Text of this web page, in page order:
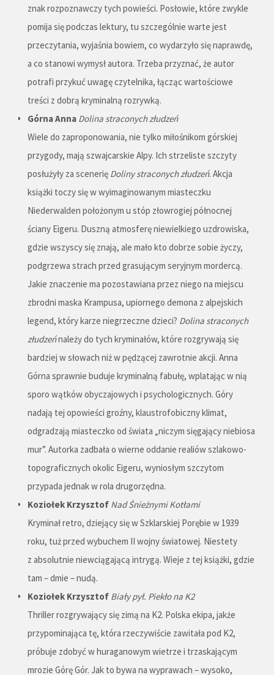
znak rozpoznawczy tych powieści. Posłowie, które zwykle
pomija się podczas lektury, tu szczególnie warte jest
przeczytania, wyjaśnia bowiem, co wydarzyło się naprawdę,
a co stanowi wymysł autora. Trzeba przyznać, że autor
potrafi przykuć uwagę czytelnika, łącząc wartościowe
treści z dobrą kryminalną rozrywką.
Górna Anna Dolina straconych złudzeń
Wiele do zaproponowania, nie tylko miłośnikom górskiej
przygody, mają szwajcarskie Alpy. Ich strzeliste szczyty
posłużyły za scenerię Doliny straconych złudzeń. Akcja
książki toczy się w wyimaginowanym miasteczku
Niederwalden położonym u stóp złowrogiej północnej
ściany Eigeru. Duszną atmosferę niewielkiego uzdrowiska,
gdzie wszyscy się znają, ale mało kto dobrze sobie życzy,
podgrzewa strach przed grasującym seryjnym mordercą.
Jakie znaczenie ma pozostawiana przez niego na miejscu
zbrodni maska Krampusa, upiornego demona z alpejskich
legend, który karze niegrzeczne dzieci? Dolina straconych
złudzeńnależy do tych kryminałów, które rozgrywają się
bardziej w słowach niż w pędzącej zawrotnie akcji. Anna
Górna sprawnie buduje kryminalną fabułę, wplatając w nią
sporo wątków obyczajowych i psychologicznych. Góry
nadają tej opowieści groźny, klaustrofobiczny klimat,
odgradzają miasteczko od świata „niczym sięgający niebiosa
mur”. Autorka zadbała o wierne oddanie realiów szlakowo-
topograficznych okolic Eigeru, wyniosłym szczytom
przypada jednak w rola drugorzędna.
Koziołek Krzysztof Nad Śnieżnymi Kotłami
Kryminał retro, dziejący się w Szklarskiej Porębie w 1939
roku, tuż przed wybuchem II wojny światowej. Niestety
z absolutnie niewciągającą intrygą. Wieje z tej książki, gdzie
tam – dmie – nudą.
Koziołek Krzysztof Biały pył. Piekło na K2
Thriller rozgrywający się zimą na K2. Polska ekipa, jakże
przypominająca tę, która rzeczywiście zawitała pod K2,
próbuje zdobyć w huraganowym wietrze i trzaskającym
mrozie Górę Gór. Jak to bywa na wyprawach – wysoko,